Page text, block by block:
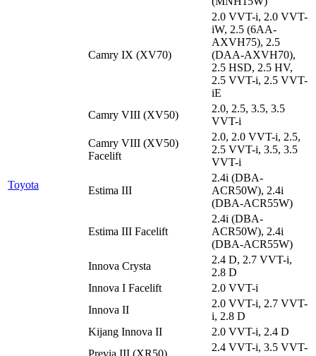
Toyota
Camry IX (XV70)
2.0 VVT-i, 2.0 VVT-
iW, 2.5 (6AA-
AXVH75), 2.5
(DAA-AXVH70),
2.5 HSD, 2.5 HV,
2.5 VVT-i, 2.5 VVT-
iE
Camry VIII (XV50)
2.0, 2.5, 3.5, 3.5
VVT-i
Camry VIII (XV50)
Facelift
2.0, 2.0 VVT-i, 2.5,
2.5 VVT-i, 3.5, 3.5
VVT-i
Estima III
2.4i (DBA-
ACR50W), 2.4i
(DBA-ACR55W)
Estima III Facelift
2.4i (DBA-
ACR50W), 2.4i
(DBA-ACR55W)
Innova Crysta
2.4 D, 2.7 VVT-i,
2.8 D
Innova I Facelift
2.0 VVT-i
Innova II
2.0 VVT-i, 2.7 VVT-
i, 2.8 D
Kijang Innova II
2.0 VVT-i, 2.4 D
Previa III (XR50)
2.4 VVT-i, 3.5 VVT-